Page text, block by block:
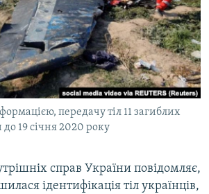
КРИМУ
передачу тіл 11 загиблих
19 січня 2020 року
справ України повідомляє,
ідентифікація тіл українців,